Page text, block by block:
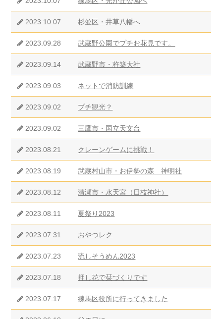
2023.10.07 杉並区・井草八幡へ
2023.09.28 武蔵野公園でプチお花見です。
2023.09.14 武蔵野市・杵築大社
2023.09.03 ネットで消防訓練
2023.09.02 プチ観光？
2023.09.02 三鷹市・国立天文台
2023.08.21 クレーンゲームに挑戦！
2023.08.19 武蔵村山市・お伊勢の森 神明社
2023.08.12 清瀬市・水天宮（日枝神社）
2023.08.11 夏祭り2023
2023.07.31 おやつレク
2023.07.23 流しそうめん2023
2023.07.18 押し花で栞づくりです
2023.07.17 練馬区役所に行ってきました